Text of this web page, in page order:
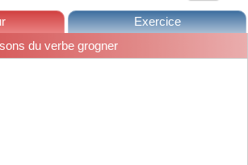
Exercice
du verbe grogner